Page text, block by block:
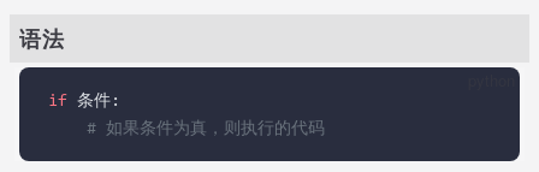
语法
if 条件:
# 如果条件为真，则执行的代码